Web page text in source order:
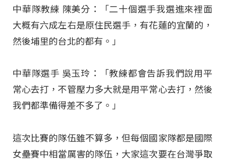
中華隊教練 陳美分：「二十個選手我選進來裡面
大概有六成左右是原住民選手，有花蓮的宜蘭的，
然後埔里的台北的都有。」
中華隊選手 吳玉玲：「教練都會告訴我們說用平
常心去打，不管壓力多大就是用平常心去打，然後
我們都準備得差不多了。」
這次比賽的隊伍雖不算多，但每個國家隊都是國際
女壘賽中相當厲害的隊伍，大家這次要在台灣爭取